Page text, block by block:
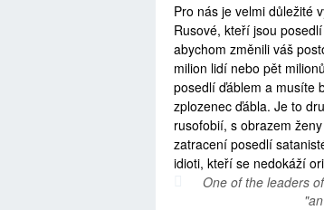
Pro nás je velmi důležité
Rusové, kteří jsou
abychom změnili váš
milion lidí nebo pět
posedlí ďáblem a musíte
zplozenec ďábla. Je to
rusofobií, s obrazem
zatracení posedlí
idioti, kteří se nedokáží
One of the leaders